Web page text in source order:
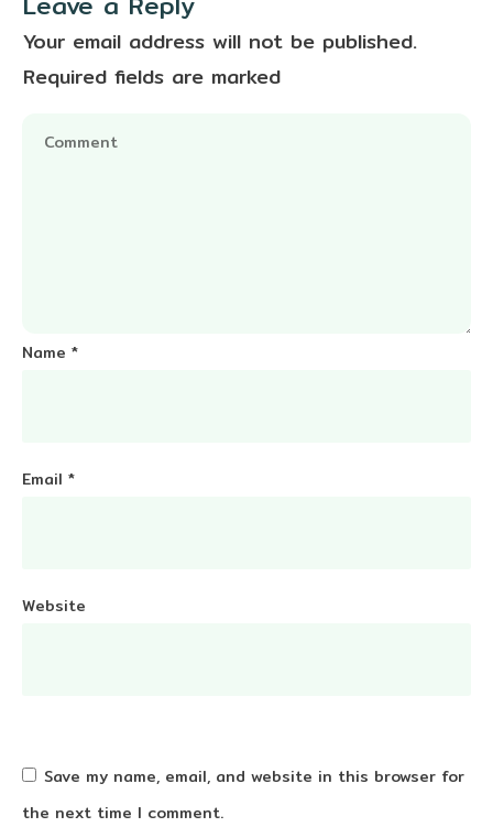
Your email address will not be published.
Required fields are marked
Name *
Email *
Website
Save my name, email, and website in this browser for
the next time I comment.